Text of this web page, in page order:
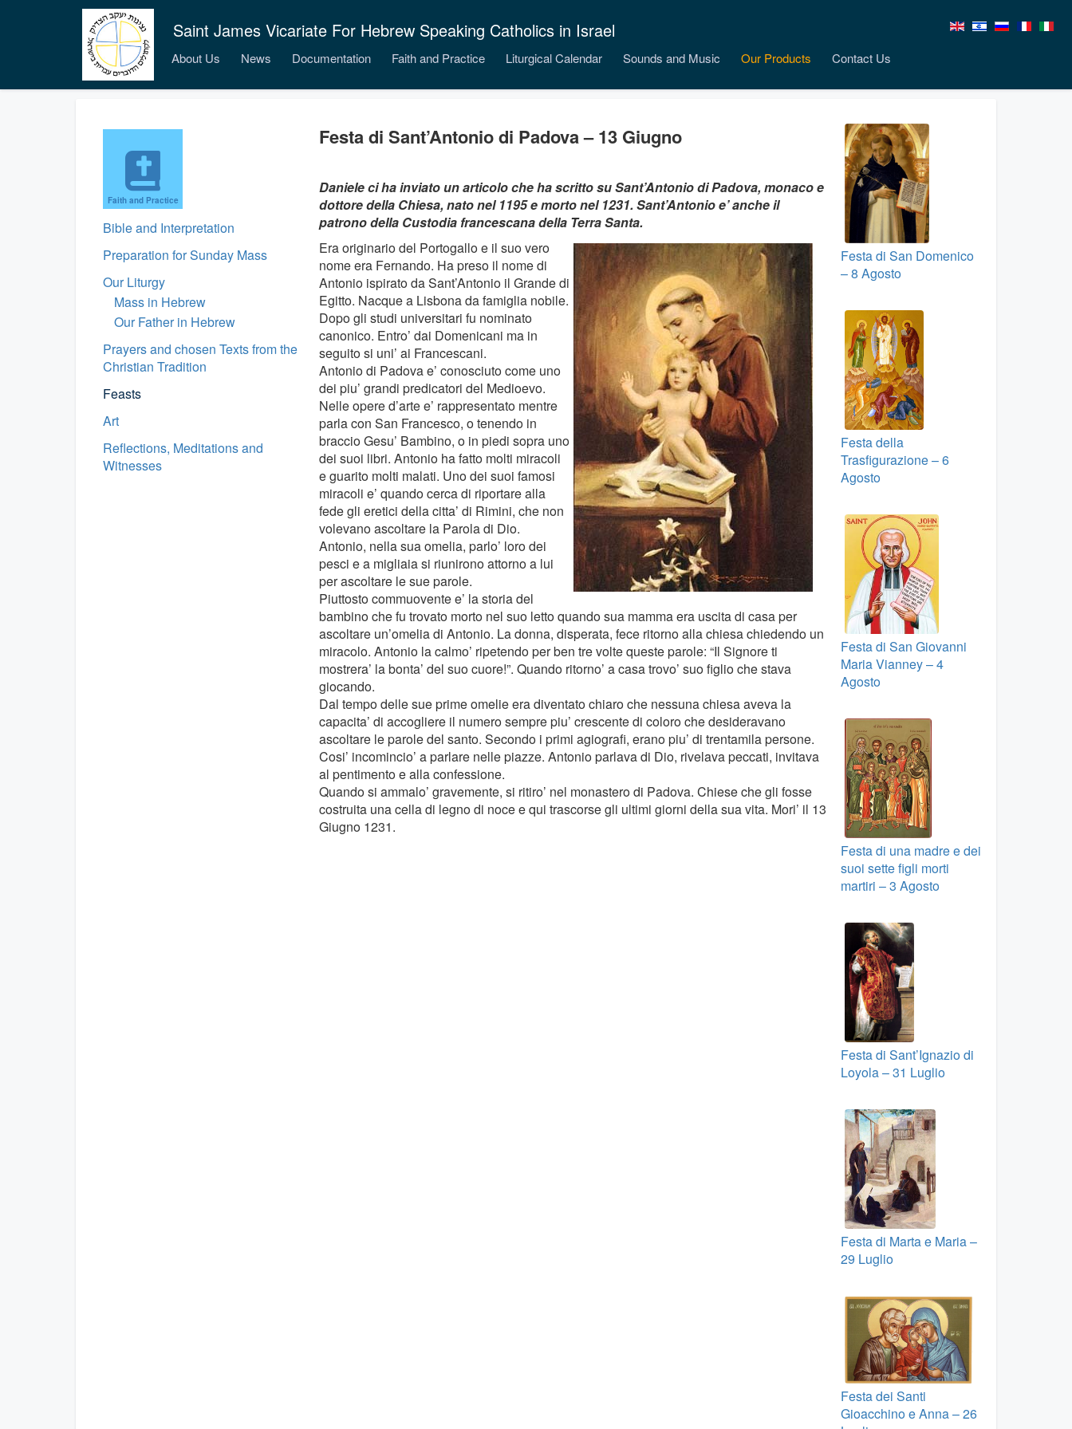
Saint James Vicariate For Hebrew Speaking Catholics in Israel
About Us News Documentation Faith and Practice Liturgical Calendar Sounds and Music Our Products Contact Us
Faith and Practice
Bible and Interpretation
Preparation for Sunday Mass
Our Liturgy
Mass in Hebrew
Our Father in Hebrew
Prayers and chosen Texts from the
Christian Tradition
Feasts
Art
Reflections, Meditations and
Witnesses
Festa di Sant’Antonio di Padova – 13 Giugno
Daniele ci ha inviato un articolo che ha scritto su Sant’Antonio di Padova, monaco e
dottore della Chiesa, nato nel 1195 e morto nel 1231. Sant’Antonio e’ anche il
patrono della Custodia francescana della Terra Santa.
Era originario del Portogallo e il suo vero
nome era Fernando. Ha preso il nome di
Antonio ispirato da Sant’Antonio il Grande di
Egitto. Nacque a Lisbona da famiglia nobile.
Dopo gli studi universitari fu nominato
canonico. Entro’ dai Domenicani ma in
seguito si uni’ ai Francescani.
Antonio di Padova e’ conosciuto come uno
dei piu’ grandi predicatori del Medioevo.
Nelle opere d’arte e’ rappresentato mentre
parla con San Francesco, o tenendo in
braccio Gesu’ Bambino, o in piedi sopra uno
dei suoi libri. Antonio ha fatto molti miracoli
e guarito molti malati. Uno dei suoi famosi
miracoli e’ quando cerca di riportare alla
fede gli eretici della citta’ di Rimini, che non
volevano ascoltare la Parola di Dio.
Antonio, nella sua omelia, parlo’ loro dei
pesci e a migliaia si riunirono attorno a lui
per ascoltare le sue parole.
Piuttosto commuovente e’ la storia del
bambino che fu trovato morto nel suo letto quando sua mamma era uscita di casa per
ascoltare un’omelia di Antonio. La donna, disperata, fece ritorno alla chiesa chiedendo un
miracolo. Antonio la calmo’ ripetendo per ben tre volte queste parole: “Il Signore ti
mostrera’ la bonta’ del suo cuore!”. Quando ritorno’ a casa trovo’ suo figlio che stava
giocando.
Dal tempo delle sue prime omelie era diventato chiaro che nessuna chiesa aveva la
capacita’ di accogliere il numero sempre piu’ crescente di coloro che desideravano
ascoltare le parole del santo. Secondo i primi agiografi, erano piu’ di trentamila persone.
Cosi’ incomincio’ a parlare nelle piazze. Antonio parlava di Dio, rivelava peccati, invitava
al pentimento e alla confessione.
Quando si ammalo’ gravemente, si ritiro’ nel monastero di Padova. Chiese che gli fosse
costruita una cella di legno di noce e qui trascorse gli ultimi giorni della sua vita. Mori’ il 13
Giugno 1231.
Festa di San Domenico
– 8 Agosto
Festa della
Trasfigurazione – 6
Agosto
Festa di San Giovanni
Maria Vianney – 4
Agosto
Festa di una madre e dei
suoi sette figli morti
martiri – 3 Agosto
Festa di Sant’Ignazio di
Loyola – 31 Luglio
Festa di Marta e Maria –
29 Luglio
Festa dei Santi
Gioacchino e Anna – 26